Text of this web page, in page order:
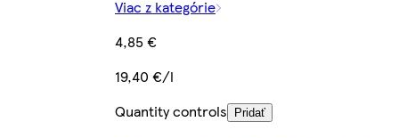
Viac z kategórie
4,85 €
19,40 €/l
Quantity controls
Pridať